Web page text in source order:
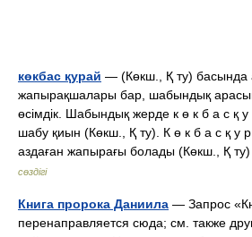
көкбас қурай — (Көкш., Қ ту) басында
жапырақшалары бар, шабындық
өсімдік. Шабындық жерде к ө к б а с қ
шабу қиын (Көкш., Қ ту). К ө к б а с қ у
аздаған жапырағы болады (Көкш., Қ
сөздігі
Книга пророка Даниила — Запрос
перенаправляется сюда; см. также